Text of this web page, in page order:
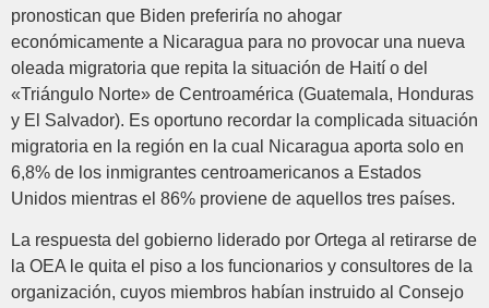
pronostican que Biden preferiría no ahogar
económicamente a Nicaragua para no provocar una nueva
oleada migratoria que repita la situación de Haití o del
«Triángulo Norte» de Centroamérica (Guatemala, Honduras
y El Salvador). Es oportuno recordar la complicada situación
migratoria en la región en la cual Nicaragua aporta solo en
6,8% de los inmigrantes centroamericanos a Estados
Unidos mientras el 86% proviene de aquellos tres países.
La respuesta del gobierno liderado por Ortega al retirarse de
la OEA le quita el piso a los funcionarios y consultores de la
organización, cuyos miembros habían instruido al Consejo